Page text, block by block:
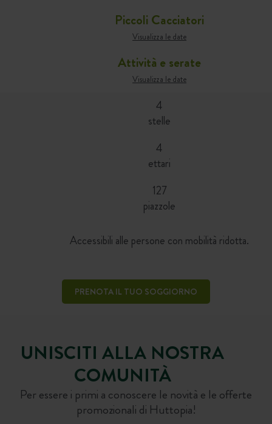
Piccoli Cacciatori
Visualizza le date
Attività e serate
Visualizza le date
4
stelle
4
ettari
127
piazzole
Accessibili alle persone con mobilità ridotta.
PRENOTA IL TUO SOGGIORNO
UNISCITI ALLA NOSTRA
COMUNITÀ
Per essere i primi a conoscere le novità e le offerte
promozionali di Huttopia!